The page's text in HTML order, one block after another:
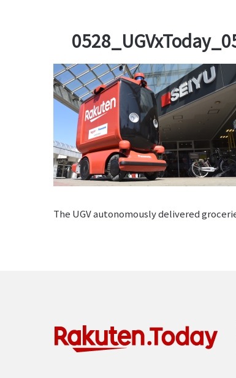
The UGV autonomously delivered